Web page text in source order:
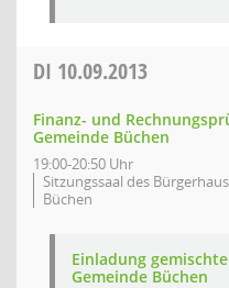
DI 10.09.2013
Finanz- und
Gemeinde Büchen
19:00-20:50 Uhr
Sitzungssaal des
Büchen
Einladung
Gemeinde Büchen